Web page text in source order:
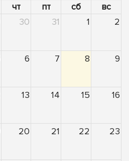
чт пт сб
вс
30 31 1 2
6 7 8 9
13 14 15 16
20 21 22 23